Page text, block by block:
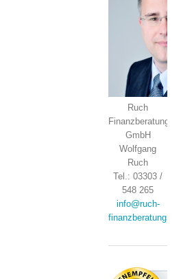
Ruch
Finanzberatung
GmbH
Wolfgang
Ruch
Tel.: 03303 /
548 265
info@ruch-
finanzberatung.de